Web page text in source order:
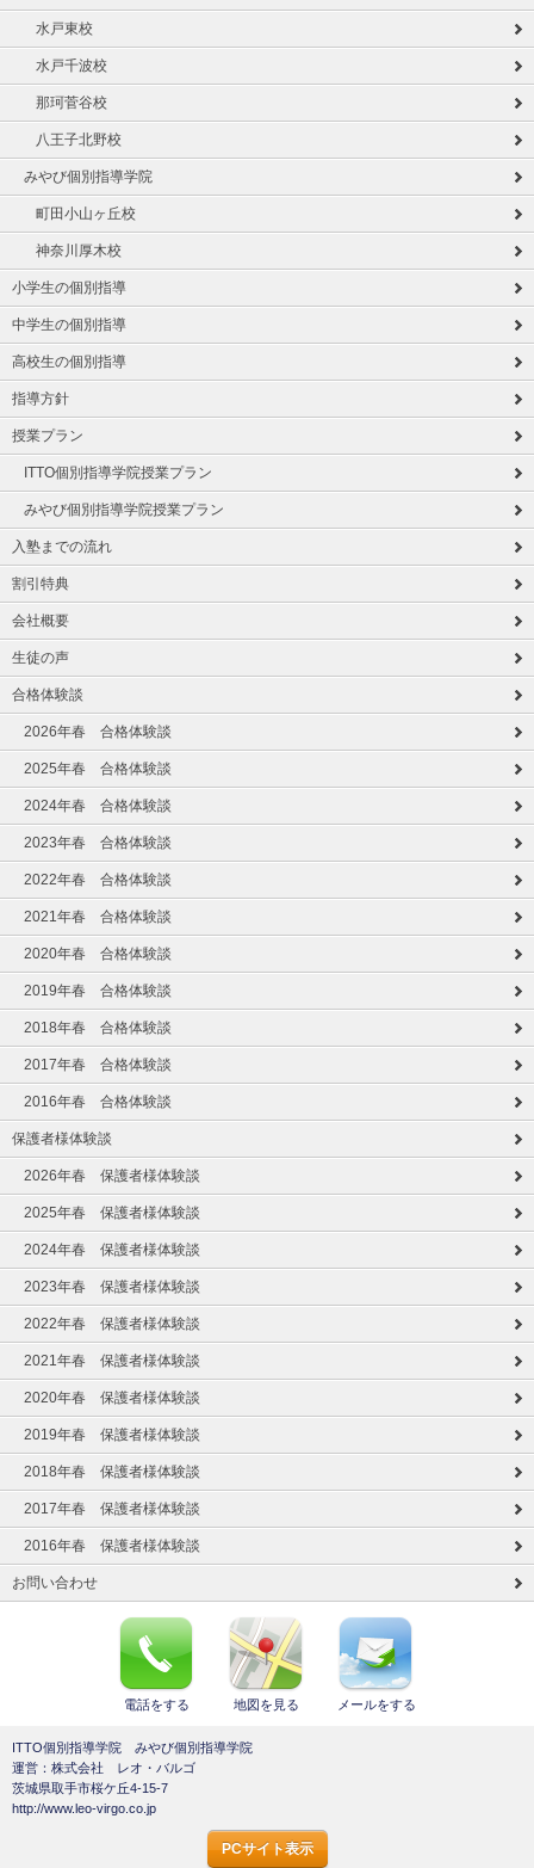
水戸東校
水戸千波校
那珂菅谷校
八王子北野校
みやび個別指導学院
町田小山ヶ丘校
神奈川厚木校
小学生の個別指導
中学生の個別指導
高校生の個別指導
指導方針
授業プラン
ITTO個別指導学院授業プラン
みやび個別指導学院授業プラン
入塾までの流れ
割引特典
会社概要
生徒の声
合格体験談
2026年春 合格体験談
2025年春 合格体験談
2024年春 合格体験談
2023年春 合格体験談
2022年春 合格体験談
2021年春 合格体験談
2020年春 合格体験談
2019年春 合格体験談
2018年春 合格体験談
2017年春 合格体験談
2016年春 合格体験談
保護者様体験談
2026年春 保護者様体験談
2025年春 保護者様体験談
2024年春 保護者様体験談
2023年春 保護者様体験談
2022年春 保護者様体験談
2021年春 保護者様体験談
2020年春 保護者様体験談
2019年春 保護者様体験談
2018年春 保護者様体験談
2017年春 保護者様体験談
2016年春 保護者様体験談
お問い合わせ
電話をする 地図を見る メールをする
ITTO個別指導学院 みやび個別指導学院
運営：株式会社 レオ・バルゴ
茨城県取手市桜ケ丘4-15-7
http://www.leo-virgo.co.jp
PCサイト表示